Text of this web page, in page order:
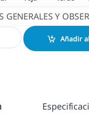
GENERALES Y
121P cantidad
Añadir